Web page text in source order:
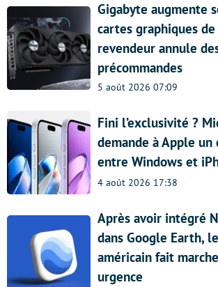
Gigabyte augmente
cartes graphiques
revendeur annule
précommandes
5 août 2026 07:09
Fini l’exclusivité ?
demande à Apple
entre Windows et
4 août 2026 17:38
Après avoir intégré
dans Google Earth,
américain fait
urgence